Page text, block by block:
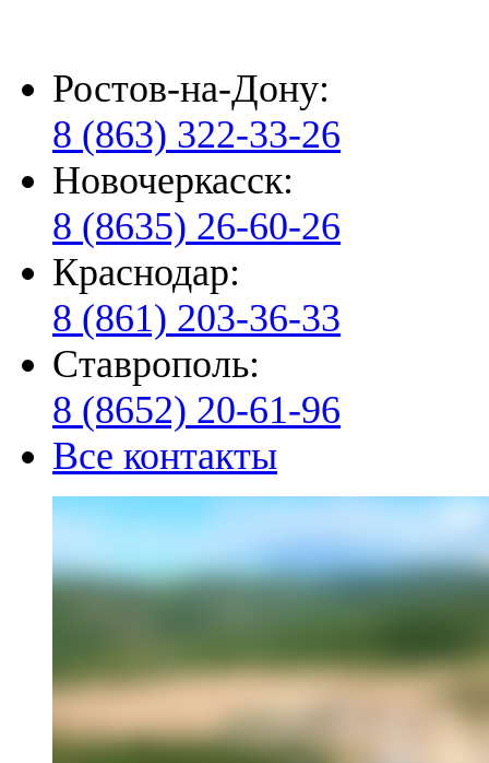
Ростов-на-Дону:
8 (863) 322-33-26
Новочеркасск:
8 (8635) 26-60-26
Краснодар:
8 (861) 203-36-33
Ставрополь:
8 (8652) 20-61-96
Все контакты